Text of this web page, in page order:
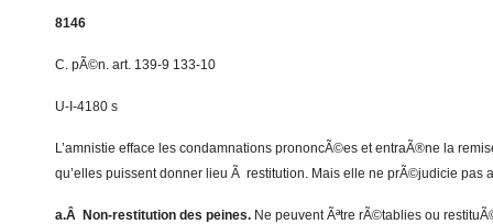
8146
C. pÃ©n. art. 139-9 133-10
U-I-4180 s
L’amnistie efface les condamnations prononcÃ©es et entraÃ®ne la
qu’elles puissent donner lieu Ã restitution. Mais elle ne prÃ©judicie pas
a.Â Non-restitution des peines. Ne peuvent Ãªtre rÃ©tablies ou